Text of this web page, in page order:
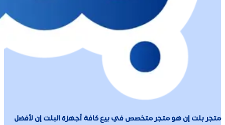
متجر بلت إن هو متجر متخصص في بيع كافة أجهزة البلت إن لأفضل